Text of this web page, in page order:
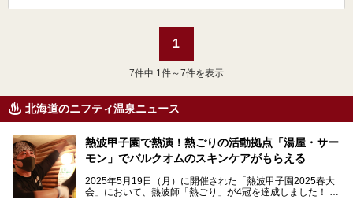
1
7件中 1件～7件を表示
北海道のニフティ温泉ニュース
熱波甲子園で熱演！熱ごりの活動拠点「湯屋・サー
モン」でバルクオムのスキンケアがもらえる
2025年5月19日（月）に開催された「熱波甲子園2025春大
会」において、熱波師「熱ごり」が4冠を達成しました！